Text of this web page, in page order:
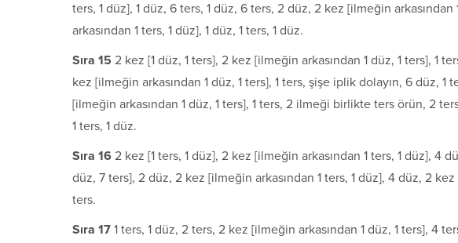
ters, 1 düz], 1 düz, 6 ters, 1 düz, 6 ters, 2 düz, 2 kez [ilmeğin
arkasından 1 ters, 1 düz], 1 düz, 1 ters, 1 düz.
Sıra 15 2 kez [1 düz, 1 ters], 2 kez [ilmeğin arkasından 1 düz, 1 ters], 1
kez [ilmeğin arkasından 1 düz, 1 ters], 1 ters, şişe iplik dolayın, 6 düz,
[ilmeğin arkasından 1 düz, 1 ters], 1 ters, 2 ilmeği birlikte ters örün, 2
1 ters, 1 düz.
Sıra 16 2 kez [1 ters, 1 düz], 2 kez [ilmeğin arkasından 1 ters, 1 düz], 4
düz, 7 ters], 2 düz, 2 kez [ilmeğin arkasından 1 ters, 1 düz], 4 düz, 2 kez
ters.
Sıra 17 1 ters, 1 düz, 2 ters, 2 kez [ilmeğin arkasından 1 düz, 1 ters], 4